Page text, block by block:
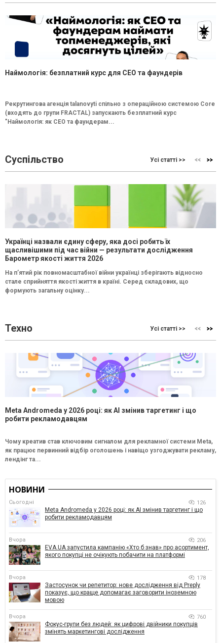
Наймологія: безплатний курс для CEO та фаундерів
Рекрутингова агенція talanovyti спільно з операційною системою Core
(входять до групи FRACTAL) запускають безплатний курс
"Наймологія: як СEO та фаундерам...
Суспільство Усі статті >>
Українці назвали єдину сферу, яка досі робить їх
щасливішими під час війни — результати дослідження
Барометр якості життя 2026
На п’ятий рік повномасштабної війни українці зберігають відносно
стале сприйняття якості життя в країні. Серед складових, що
формують загальну оцінку...
Техно Усі статті >>
Meta Andromeda у 2026 році: як AI змінив таргетинг і що
робити рекламодавцям
Чому креатив став ключовим сигналом для рекламної системи Meta,
як працює первинний відбір оголошень і навіщо узгоджувати рекламу,
лендінг та...
НОВИНИ
Сьогодні 126
Meta Andromeda у 2026 році: як AI змінив таргетинг і що
робити рекламодавцям
Вчора 206
EVA.UA запустила кампанію «Хто б знав» про асортимент,
якого покупці не очікують побачити на платформі
Вчора 178
Застосунок чи репетитор: нове дослідження від Preply
показує, що краще допомагає заговорити іноземною
мовою
Вчора 760
Фокус-групи без людей: як цифрові двійники покупців
змінять маркетингові дослідження